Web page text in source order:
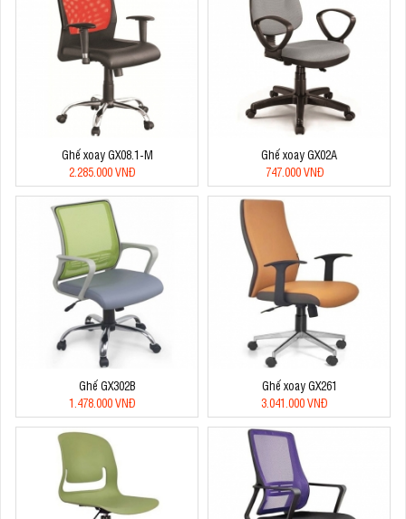
Ghế xoay GX08.1-M
2.285.000 VNĐ
Ghế xoay GX02A
747.000 VNĐ
Ghế GX302B
1.478.000 VNĐ
Ghế xoay GX261
3.041.000 VNĐ